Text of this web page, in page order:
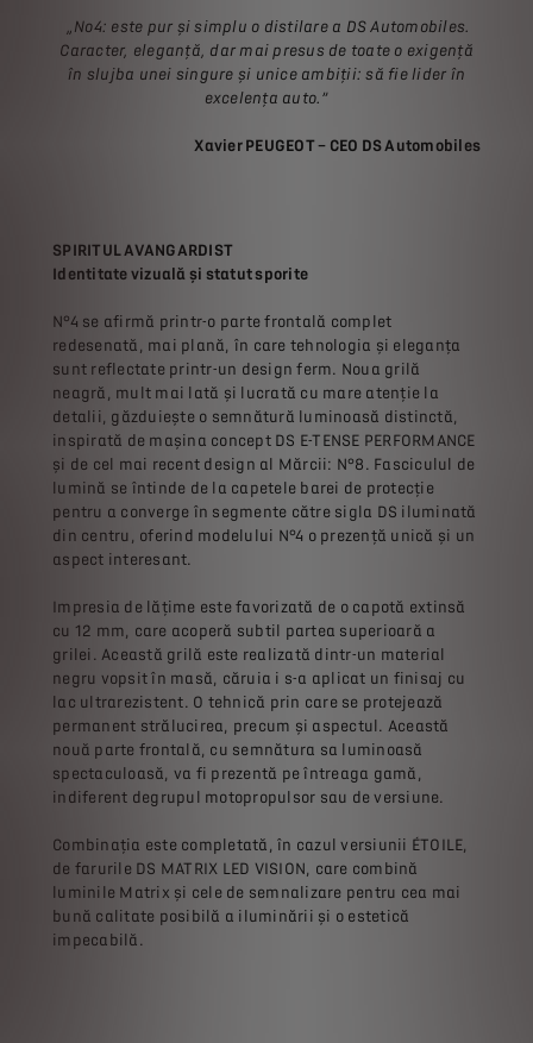
„No4: este pur și simplu o distilare a DS Automobiles.
Caracter, eleganță, dar mai presus de toate o exigență
în slujba unei singure și unice ambiții: să fie lider în
excelența auto.”
Xavier PEUGEOT – CEO DS Automobiles
SPIRITUL AVANGARDIST
Identitate vizuală și statut sporite
N°4 se afirmă printr-o parte frontală complet
redesenată, mai plană, în care tehnologia și eleganța
sunt reflectate printr-un design ferm. Noua grilă
neagră, mult mai lată și lucrată cu mare atenție la
detalii, găzduiește o semnătură luminoasă distinctă,
inspirată de mașina concept DS E-TENSE PERFORMANCE
și de cel mai recent design al Mărcii: N°8. Fasciculul de
lumină se întinde de la capetele barei de protecție
pentru a converge în segmente către sigla DS iluminată
din centru, oferind modelului N°4 o prezență unică și un
aspect interesant.
Impresia de lățime este favorizată de o capotă extinsă
cu 12 mm, care acoperă subtil partea superioară a
grilei. Această grilă este realizată dintr-un material
negru vopsit în masă, căruia i s-a aplicat un finisaj cu
lac ultrarezistent. O tehnică prin care se protejează
permanent strălucirea, precum și aspectul. Această
nouă parte frontală, cu semnătura sa luminoasă
spectaculoasă, va fi prezentă pe întreaga gamă,
indiferent degrupul motopropulsor sau de versiune.
Combinația este completată, în cazul versiunii ÉTOILE,
de farurile DS MATRIX LED VISION, care combină
luminile Matrix și cele de semnalizare pentru cea mai
bună calitate posibilă a iluminării și o estetică
impecabilă.